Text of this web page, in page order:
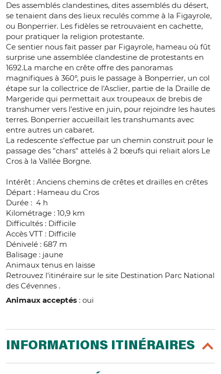
Des assemblés clandestines, dites assemblés du désert,
se tenaient dans des lieux reculés comme à la Figayrole,
ou Bonperrier. Les fidèles se retrouvaient en cachette,
pour pratiquer la religion protestante.
Ce sentier nous fait passer par Figayrole, hameau où fût
surprise une assemblée clandestine de protestants en
1692.La marche en crête offre des panoramas
magnifiques à 360°, puis le passage à Bonperrier, un col
étape sur la collectrice de l'Asclier, partie de la Draille de
Margeride qui permettait aux troupeaux de brebis de
transhumer vers l'estive en juin, pour rejoindre les hautes
terres. Bonperrier accueillait les transhumants avec
entre autres un cabaret.
La redescente s'effectue par un chemin construit pour le
passage des "chars" attelés à 2 bœufs qui reliait alors Le
Cros à la Vallée Borgne.
Intérêt : Anciens chemins de crêtes et drailles en crêtes
Départ : Hameau du Cros
Durée : 4 h
Kilométrage : 10,9 km
Difficultés : Difficile
Accès VTT : Difficile
Dénivelé : 687 m
Balisage : jaune
Animaux tenus en laisse
Retrouvez l'itinéraire sur le site Destination Parc National
des Cévennes .
Animaux acceptés : oui
INFORMATIONS ITINÉRAIRES